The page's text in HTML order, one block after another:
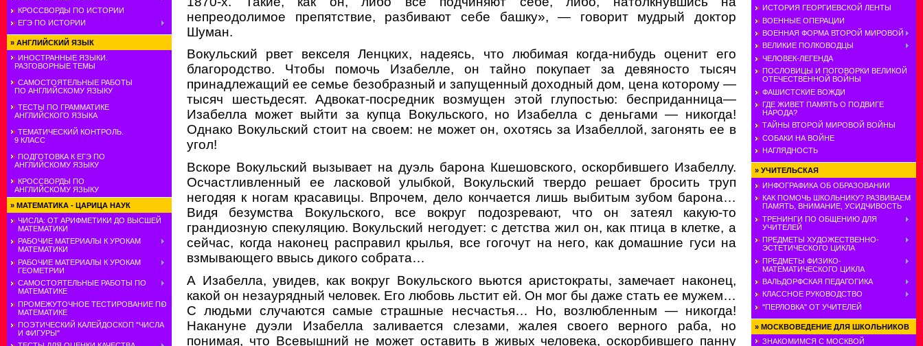
КРОССВОРДЫ ПО ИСТОРИИ
ЕГЭ ПО ИСТОРИИ
» АНГЛИЙСКИЙ ЯЗЫК
ИНОСТРАННЫЕ ЯЗЫКИ.
РАЗГОВОРНЫЕ ТЕМЫ
САМОСТОЯТЕЛЬНЫЕ РАБОТЫ
ПО АНГЛИЙСКОМУ ЯЗЫКУ
ТЕСТЫ ПО ГРАММАТИКЕ
АНГЛИЙСКОГО ЯЗЫКА
ТЕМАТИЧЕСКИЙ КОНТРОЛЬ.
9 КЛАСС
ПОДГОТОВКА К ЕГЭ ПО
АНГЛИЙСКОМУ ЯЗЫКУ
КРОССВОРДЫ ПО
АНГЛИЙСКОМУ ЯЗЫКУ
» МАТЕМАТИКА - ЦАРИЦА НАУК
ЧИСЛА: ОТ АРИФМЕТИКИ ДО ВЫСШЕЙ
МАТЕМАТИКИ
РАБОЧИЕ МАТЕРИАЛЫ К УРОКАМ
МАТЕМАТИКИ
РАБОЧИЕ МАТЕРИАЛЫ К УРОКАМ
ГЕОМЕТРИИ
САМОСТОЯТЕЛЬНЫЕ РАБОТЫ ПО
МАТЕМАТИКЕ
ПРОМЕЖУТОЧНОЕ ТЕСТИРОВАНИЕ ПО
МАТЕМАТИКЕ
ПОЭТИЧЕСКИЙ КАЛЕЙДОСКОП "ЧИСЛА
И ФИГУРЫ"
непреодолимое препятствие, разбивают себе башку», — говорит мудрый доктор
Шуман.
Вокульский рвет векселя Ленцких, надеясь, что любимая когда-нибудь оценит его
благородство. Чтобы помочь Изабелле, он тайно покупает за девяносто тысяч
принадлежащий ее семье безобразный и запущенный доходный дом, цена которому —
тысяч шестьдесят. Адвокат-посредник возмущен этой глупостью: бесприданница—
Изабелла может выйти за купца Вокульского, но Изабелла с деньгами — никогда!
Однако Вокульский стоит на своем: не может он, охотясь за Изабеллой, загонять ее в
угол!
Вскоре Вокульский вызывает на дуэль барона Кшешовского, оскорбившего Изабеллу.
Осчастливленный ее ласковой улыбкой, Вокульский твердо решает бросить труп
негодяя к ногам красавицы. Впрочем, дело кончается лишь выбитым зубом барона…
Видя безумства Вокульского, все вокруг подозревают, что он затеял какую-то
грандиозную спекуляцию. Вокульский негодует: с детства жил он, как птица в клетке, а
сейчас, когда наконец расправил крылья, все гогочут на него, как домашние гуси на
взмывающего ввысь дикого собрата…
А Изабелла, увидев, как вокруг Вокульского вьются аристократы, замечает наконец,
какой он незаурядный человек. Его любовь льстит ей. Он мог бы даже стать ее мужем…
С людьми случаются самые страшные несчастья… Но, возлюбленным — никогда!
Накануне дуэли Изабелла заливается слезами, жалея своего верного раба, но
понимая, что Всевышний не может оставить в живых человека, оскорбившего панну
ИСТОРИЯ ГЕОРГИЕВСКОЙ ЛЕНТЫ
ВОЕННЫЕ ОПЕРАЦИИ
ВОЕННАЯ ФОРМА ВТОРОЙ МИРОВОЙ
ВЕЛИКИЕ ПОЛКОВОДЦЫ
ЧЕЛОВЕК-ЛЕГЕНДА
ПОСЛОВИЦЫ И ПОГОВОРКИ ВЕЛИКОЙ
ОТЕЧЕСТВЕННОЙ ВОЙНЫ
ФАШИСТСКИЕ ВОЖДИ
ГДЕ ЖИВЕТ ПАМЯТЬ О ПОДВИГЕ
НАРОДА?
ТАЙНЫ ВТОРОЙ МИРОВОЙ ВОЙНЫ
СОБАКИ НА ВОЙНЕ
НАГЛЯДНОСТЬ
» УЧИТЕЛЬСКАЯ
ИНФОГРАФИКА ОБ ОБРАЗОВАНИИ
КАК ПОМОЧЬ ШКОЛЬНИКУ? РАЗВИВАЕМ
ПАМЯТЬ, ВНИМАНИЕ, УСИДЧИВОСТЬ
ТРЕНИНГИ ПО ОБЩЕНИЮ ДЛЯ
УЧИТЕЛЕЙ
ПРЕДМЕТЫ ХУДОЖЕСТВЕННО-
ЭСТЕТИЧЕСКОГО ЦИКЛА
ПРЕДМЕТЫ ФИЗИКО-
МАТЕМАТИЧЕСКОГО ЦИКЛА
ВАЛЬДОРФСКАЯ ПЕДАГОГИКА
КЛАССНОЕ РУКОВОДСТВО
"ПЕРЛОВКА" ОТ УЧИТЕЛЕЙ
» МОСКВОВЕДЕНИЕ ДЛЯ ШКОЛЬНИКОВ
ЗНАКОМИМСЯ С МОСКВОЙ